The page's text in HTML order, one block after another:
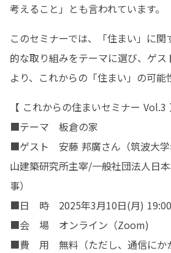
考えること」とも言われています。
このセミナーでは、「住まい」に
的な取り組みをテーマに選び、ゲ
より、これからの「住まい」の可能
【 これからの住まいセミナー Vol.3
■テーマ　板倉の家
■ゲスト　安藤 邦廣さん（筑波大
山建築研究所主宰/一般社団法人日
事）
■日　時　2025年3月10日(月)
■会　場　オンライン（Zoom)
■費　用　無料（ただし、通信にか